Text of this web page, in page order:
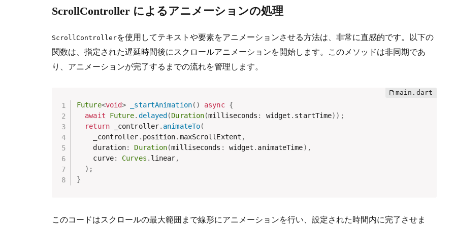
ScrollController によるアニメーションの処理
ScrollControllerを使用してテキストや要素をアニメーションさせる方法は、非常に直感的です。以下の
関数は、指定された遅延時間後にスクロールアニメーションを開始します。このメソッドは非同期であ
り、アニメーションが完了するまでの流れを管理します。
Future<void> _startAnimation( ) async {
await
Future. delayed (Duration(milliseconds : widget . startTime) ) ;
return _controller. animateTo(
    _controller
. position. maxScrollExtent ,
    duration
: Duration(milliseconds : widget . animateTime) ,
    curve
: Curves . linear,
) ;
}
このコードはスクロールの最大範囲まで線形にアニメーションを行い、設定された時間内に完了させま